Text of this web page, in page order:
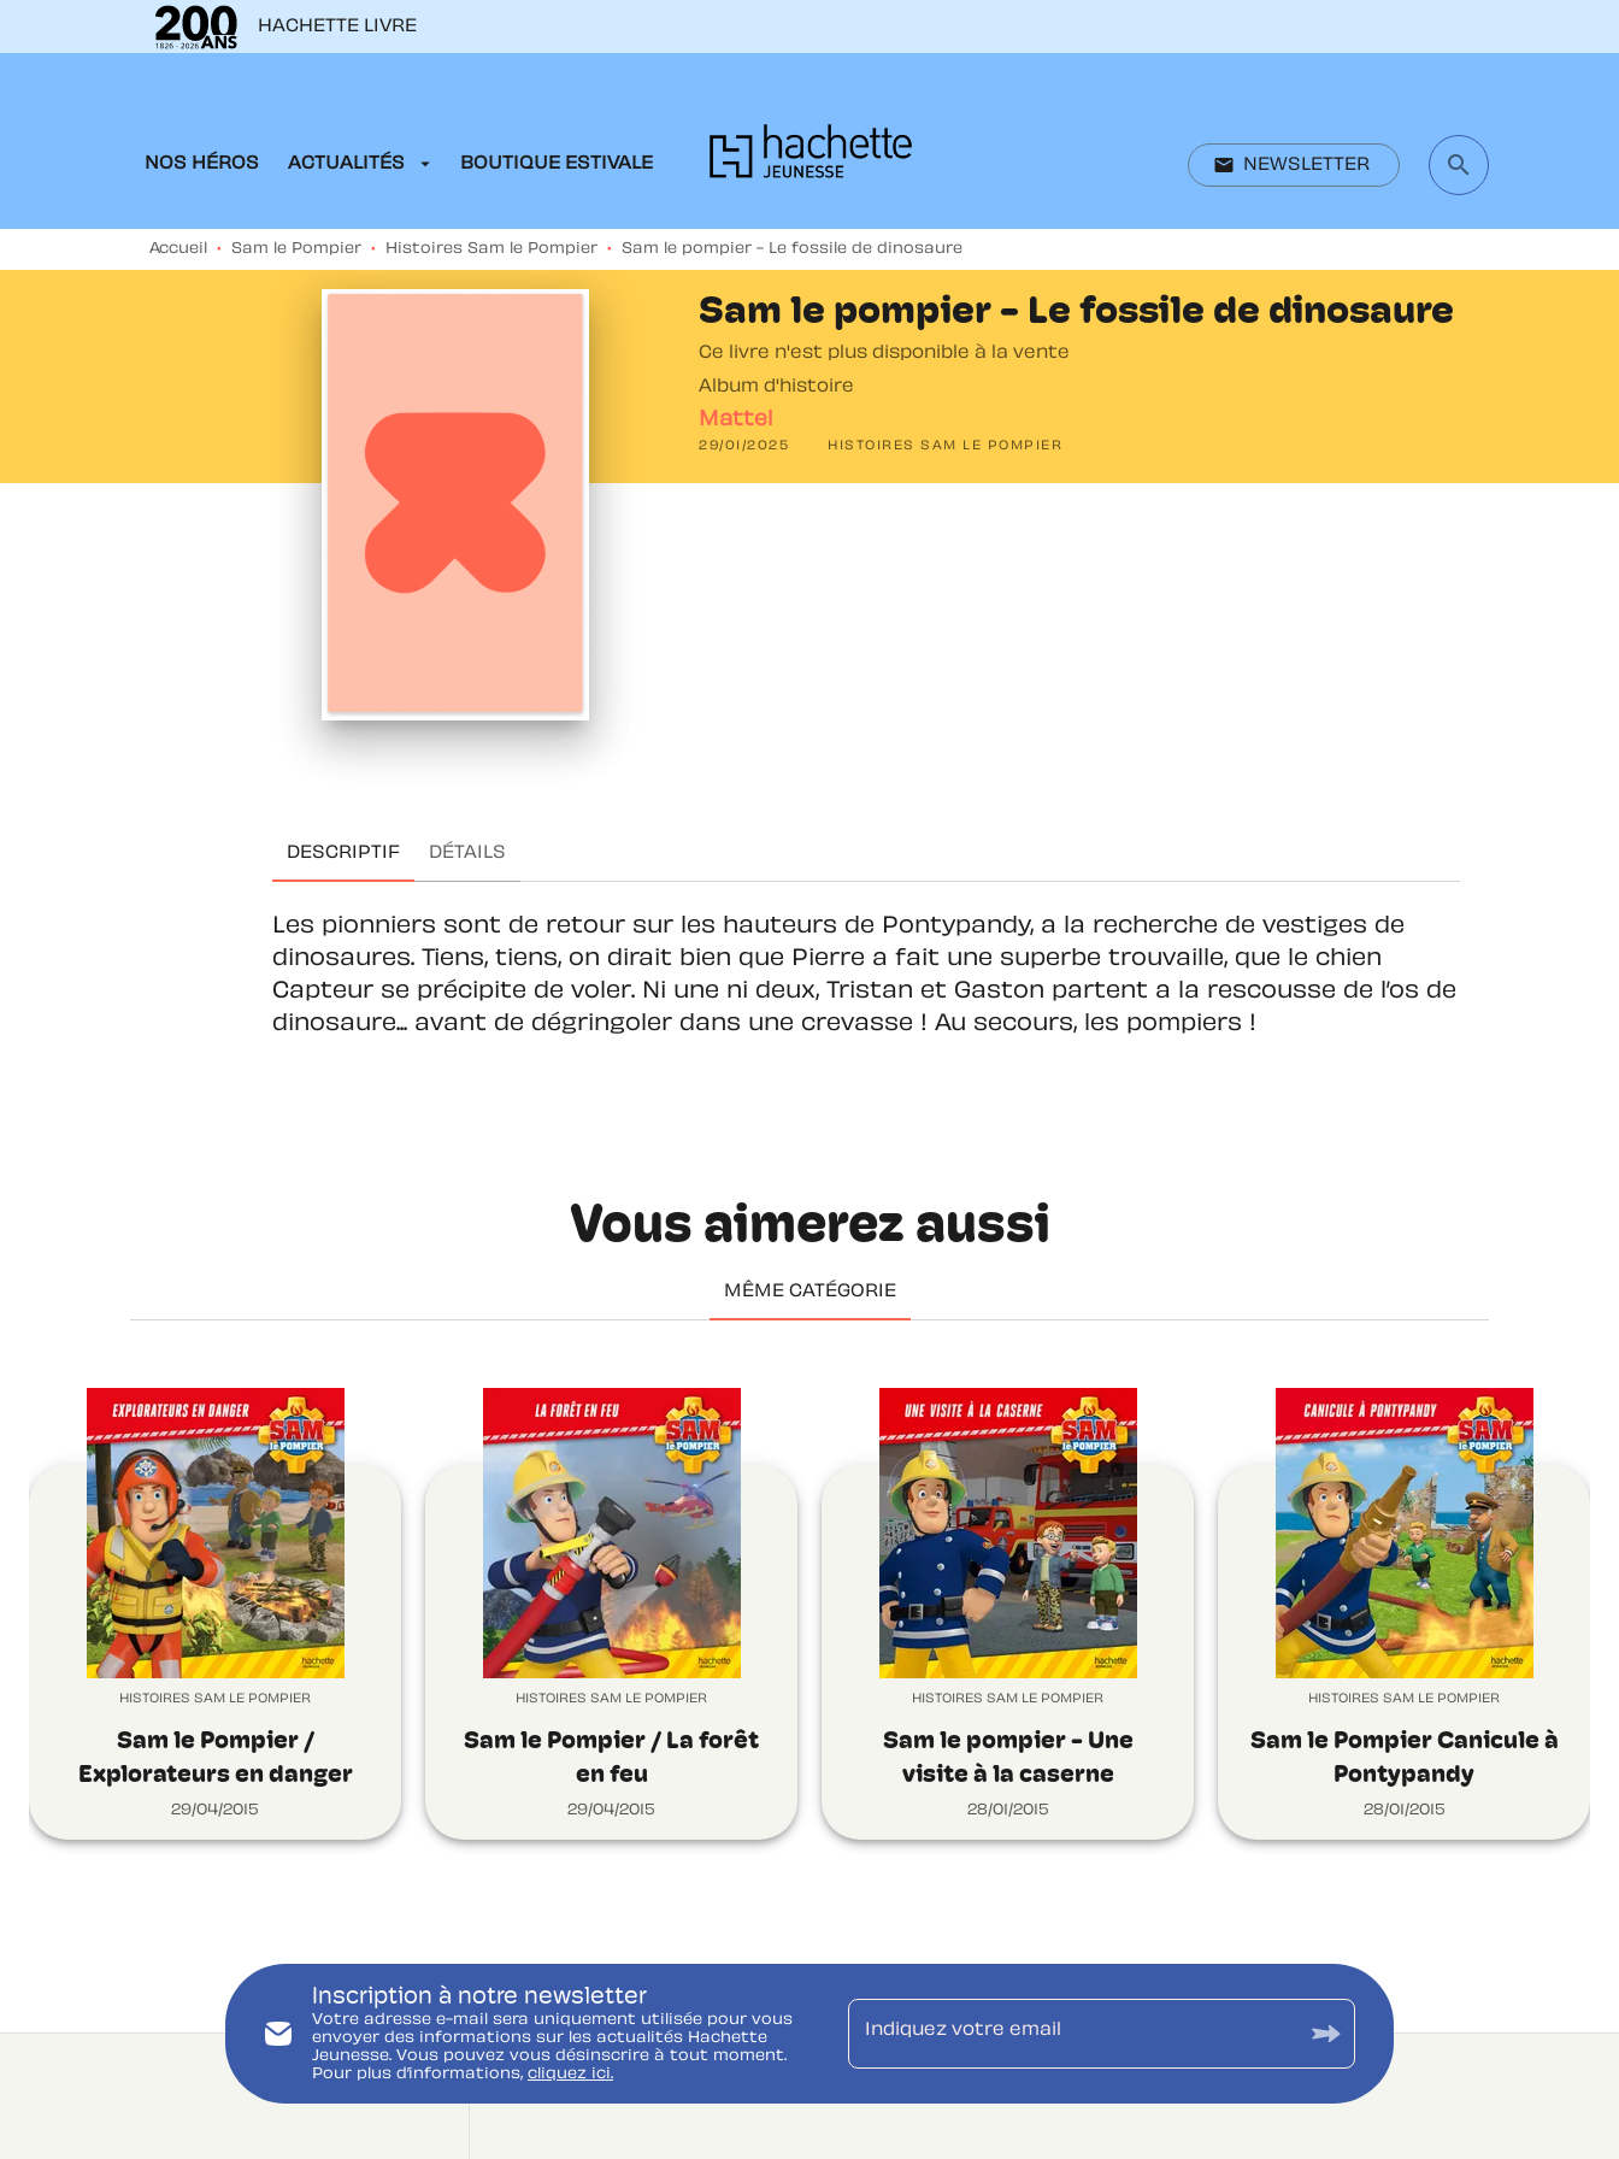
MENU
HACHETTE LIVRE
email NEWSLETTER search
NOS HÉROS ACTUALITÉS arrow_drop_down BOUTIQUE ESTIVALE search
Accueil • Sam le Pompier • Histoires Sam le Pompier • Sam le pompier - Le fossile de dinosaure
Sam le pompier - Le fossile de dinosaure
Ce livre n'est plus disponible à la vente
Album d'histoire
Mattel
29/01/2025 HISTOIRES SAM LE POMPIER
DESCRIPTIF DÉTAILS
Les pionniers sont de retour sur les hauteurs de Pontypandy, a la recherche de vestiges de
dinosaures. Tiens, tiens, on dirait bien que Pierre a fait une superbe trouvaille, que le chien
Capteur se précipite de voler. Ni une ni deux, Tristan et Gaston partent a la rescousse de l’os de
dinosaure... avant de dégringoler dans une crevasse ! Au secours, les pompiers !
Vous aimerez aussi
MÊME CATÉGORIE
HISTOIRES SAM LE POMPIER
Sam le Pompier /
Explorateurs en danger
29/04/2015
HISTOIRES SAM LE POMPIER
Sam le Pompier / La forêt
en feu
29/04/2015
HISTOIRES SAM LE POMPIER
Sam le pompier - Une
visite à la caserne
28/01/2015
HISTOIRES SAM LE POMPIER
Sam le Pompier Canicule à
Pontypandy
28/01/2015
Inscription à notre newsletter
Votre adresse e-mail sera uniquement utilisée pour vous
envoyer des informations sur les actualités Hachette
Jeunesse. Vous pouvez vous désinscrire à tout moment.
Pour plus d’informations, cliquez ici.
Indiquez votre email